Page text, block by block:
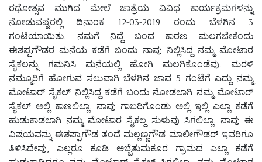
ರಥೋತ್ಸವ ಮುಗಿದ ಮೇಲೆ ಜಾತ್ರೆಯ ವಿವಿಧ ಕಾರ್ಯಕ್ರಮಗಳನ್ನು
ನೋಡುವಷ್ಟರಲ್ಲಿ ದಿನಾಂಕ 12-03-2019 ರಂದು ಬೆಳಗಿನ 3
ಗಂಟೆಯಾಯಿತು. ನಮಗೆ ನಿದ್ದೆ ಬಂದ ಕಾರಣ ಮಲಗಬೇಕೆಂದು
ಈಶಪ್ಪಗೌಡರ ಮನೆಯ ಕಡೆಗೆ ಬಂದು ನಾವು ನಿಲ್ಲಿಸಿದ್ದ ನಮ್ಮ ಮೋಟಾರ
ಸೈಕಲನ್ನು ಗಮನಿಸಿ ಮನೆಯಲ್ಲಿ ಹೋಗಿ ಮಲಗಿಕೊಂಡೆವು. ಮರಳಿ
ನಮ್ಮೂರಿಗೆ ಹೋಗುವ ಸಲುವಾಗಿ ಬೆಳಗಿನ ಜಾವ 5 ಗಂಟೆಗೆ ಎದ್ದು ನಮ್ಮ
ಮೋಟಾರ್ ಸೈಕಲ್ ನಿಲ್ಲಿಸಿದ್ದ ಕಡೆಗೆ ಬಂದು ನೋಡಲಾಗಿ ನಮ್ಮ ಮೋಟಾರ್
ಸೈಕಲ್ ಅಲ್ಲಿ ಕಾಣಲಿಲ್ಲಾ. ನಾವು ಗಾಬರಿಗೊಂಡು ಅಲ್ಲಿ ಇಲ್ಲಿ ಎಲ್ಲಾ ಕಡೆಗೆ
ಹುಡುಕಾಡಲಾಗಿ ನಮ್ಮ ಮೋಟಾರ ಸೈಕಲ್ದ ಸುಳುವು ಸಿಗಲಿಲ್ಲಾ. ನಾವು ಈ
ವಿಷಯವನ್ನು ಈಶಪ್ಪಾಗೌಡ ತಂದೆ ಮಲ್ಲಣ್ಣಗೌಡ ಮಾಲೀಗೌಡರ್ ಇವರಿಗೂ
ತಿಳಿಸಿದೇವು, ಎಲ್ಲರೂ ಕೂಡಿ ಅಬ್ಬೆತುಮಕೂರ ಗ್ರಾಮದ ಎಲ್ಲಾ ಕಡೆಗೆ